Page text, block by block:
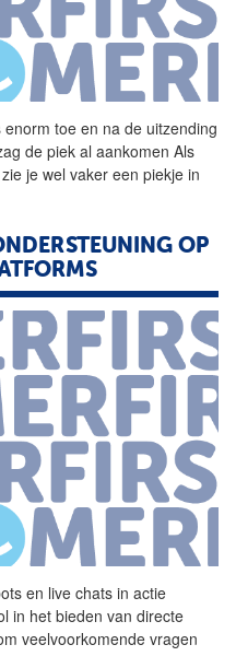
enorm toe en na de uitzending
de piek al aankomen Als
je wel vaker een piekje in
OP
en live chats in actie
in het bieden van directe
veelvoorkomende vragen